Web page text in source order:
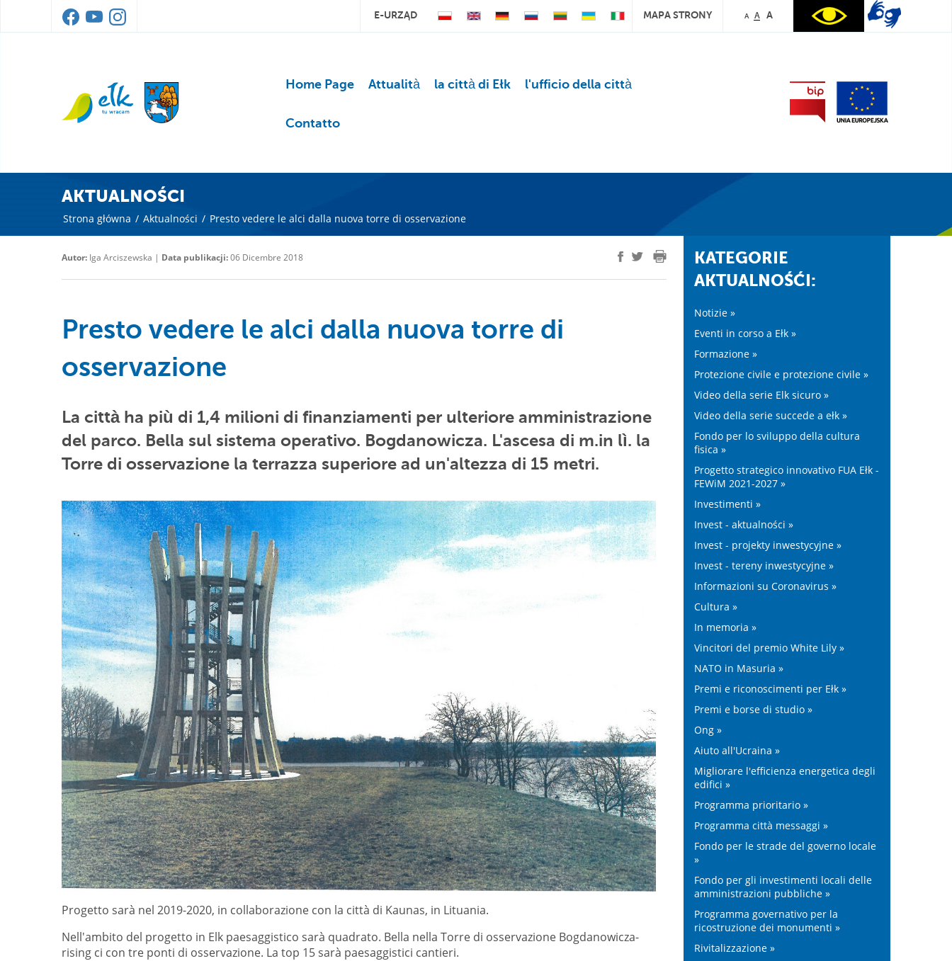
E-URZĄD MAPA STRONY A A A
Home Page Attualità la città di Ełk l'ufficio della città
Contatto
AKTUALNOŚCI
Strona główna / Aktualności / Presto vedere le alci dalla nuova torre di osservazione
Autor: Iga Arciszewska | Data publikacji:06 Dicembre 2018
Presto vedere le alci dalla nuova torre di
osservazione
La città ha più di 1,4 milioni di finanziamenti per ulteriore amministrazione
del parco. Bella sul sistema operativo. Bogdanowicza. L'ascesa di m.in lì. la
Torre di osservazione la terrazza superiore ad un'altezza di 15 metri.
Progetto sarà nel 2019-2020, in collaborazione con la città di Kaunas, in Lituania.
Nell'ambito del progetto in Elk paesaggistico sarà quadrato. Bella nella Torre di osservazione Bogdanowicza-
rising ci con tre ponti di osservazione. La top 15 sarà paesaggistici cantieri.
KATEGORIE
AKTUALNOŚĆI:
Notizie »
Eventi in corso a Ełk »
Formazione »
Protezione civile e protezione civile »
Video della serie Elk sicuro »
Video della serie succede a ełk »
Fondo per lo sviluppo della cultura
fisica »
Progetto strategico innovativo FUA Ełk -
FEWiM 2021-2027 »
Investimenti »
Invest - aktualności »
Invest - projekty inwestycyjne »
Invest - tereny inwestycyjne »
Informazioni su Coronavirus »
Cultura »
In memoria »
Vincitori del premio White Lily »
NATO in Masuria »
Premi e riconoscimenti per Ełk »
Premi e borse di studio »
Ong »
Aiuto all'Ucraina »
Migliorare l'efficienza energetica degli
edifici »
Programma prioritario »
Programma città messaggi »
Fondo per le strade del governo locale
»
Fondo per gli investimenti locali delle
amministrazioni pubbliche »
Programma governativo per la
ricostruzione dei monumenti »
Rivitalizzazione »